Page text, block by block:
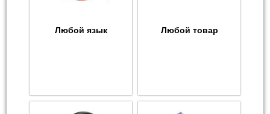
Любой язык Любой товар